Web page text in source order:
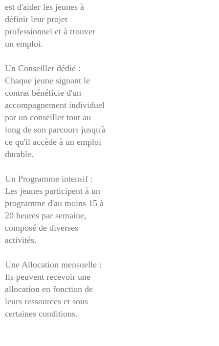
est d'aider les jeunes à
définir leur projet
professionnel et à trouver
un emploi.
Un Conseiller dédié :
Chaque jeune signant le
contrat bénéficie d'un
accompagnement individuel
par un conseiller tout au
long de son parcours jusqu'à
ce qu'il accède à un emploi
durable.
Un Programme intensif :
Les jeunes participent à un
programme d'au moins 15 à
20 heures par semaine,
composé de diverses
activités.
Une Allocation mensuelle :
Ils peuvent recevoir une
allocation en fonction de
leurs ressources et sous
certaines conditions.